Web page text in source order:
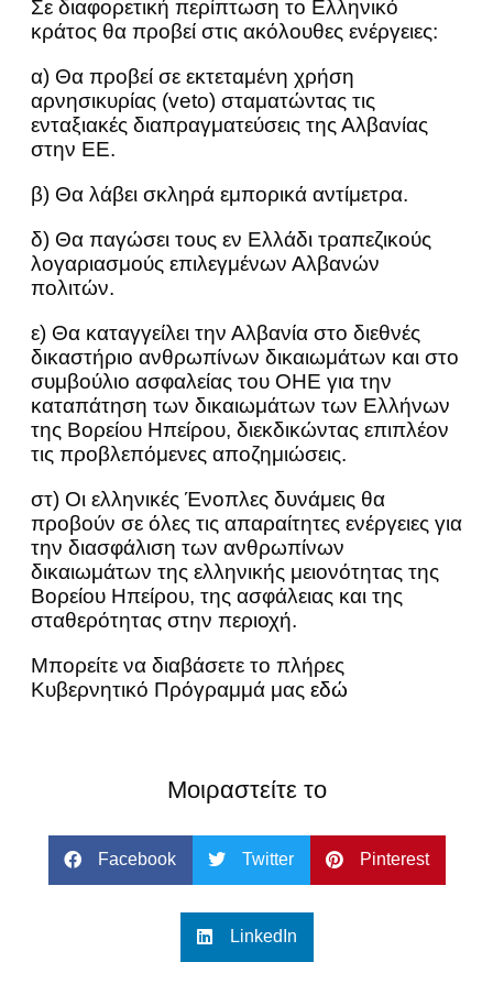
Σε διαφορετική περίπτωση το Ελληνικό
κράτος θα προβεί στις ακόλουθες ενέργειες:
α) Θα προβεί σε εκτεταμένη χρήση
αρνησικυρίας (veto) σταματώντας τις
ενταξιακές διαπραγματεύσεις της Αλβανίας
στην ΕΕ.
β) Θα λάβει σκληρά εμπορικά αντίμετρα.
δ) Θα παγώσει τους εν Ελλάδι τραπεζικούς
λογαριασμούς επιλεγμένων Αλβανών
πολιτών.
ε) Θα καταγγείλει την Αλβανία στο διεθνές
δικαστήριο ανθρωπίνων δικαιωμάτων και στο
συμβούλιο ασφαλείας του ΟΗΕ για την
καταπάτηση των δικαιωμάτων των Ελλήνων
της Βορείου Ηπείρου, διεκδικώντας επιπλέον
τις προβλεπόμενες αποζημιώσεις.
στ) Οι ελληνικές Ένοπλες δυνάμεις θα
προβούν σε όλες τις απαραίτητες ενέργειες για
την διασφάλιση των ανθρωπίνων
δικαιωμάτων της ελληνικής μειονότητας της
Βορείου Ηπείρου, της ασφάλειας και της
σταθερότητας στην περιοχή.
Μπορείτε να διαβάσετε το πλήρες
Κυβερνητικό Πρόγραμμά μας εδώ
Μοιραστείτε το
Facebook Twitter Pinterest
LinkedIn